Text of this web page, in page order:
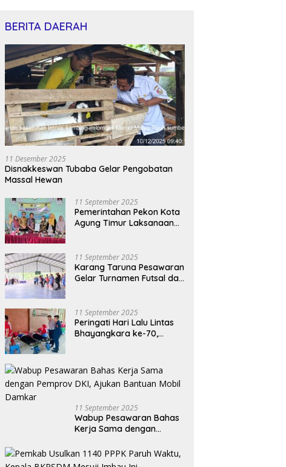
BERITA DAERAH
11 Desember 2025
Disnakkeswan Tubaba Gelar Pengobatan
Massal Hewan
11 September 2025
Pemerintahan Pekon Kota
Agung Timur Laksanaan
2026
11 September 2025
Karang Taruna Pesawaran
Gelar Turnamen Futsal dan
11 September 2025
Peringati Hari Lalu Lintas
Bhayangkara ke-70,
Darah Sejuta Harapan
11 September 2025
Wabup Pesawaran Bahas
Kerja Sama dengan
Bantuan Mobil Damkar